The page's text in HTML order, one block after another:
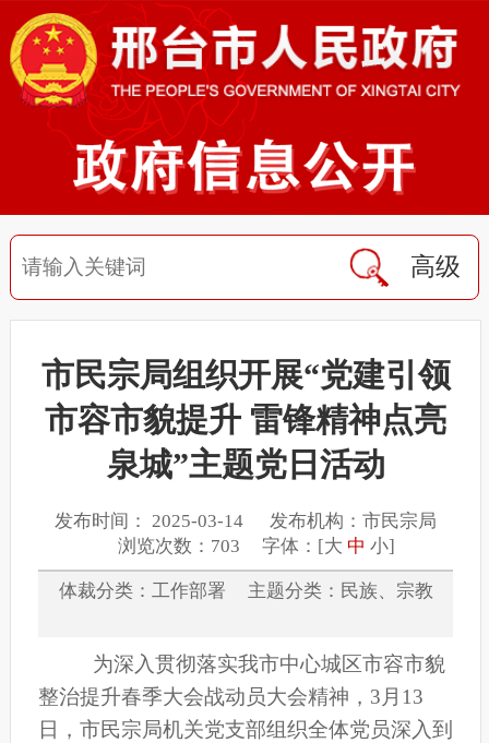
高级
市民宗局组织开展“党建引领
市容市貌提升 雷锋精神点亮
泉城”主题党日活动
发布时间： 2025-03-14 发布机构：市民宗局
浏览次数：703 字体：[大 中 小]
体裁分类：工作部署 主题分类：民族、宗教
为深入贯彻落实我市中心城区市容市貌
整治提升春季大会战动员大会精神，3月13
日，市民宗局机关党支部组织全体党员深入到